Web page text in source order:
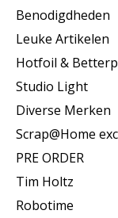
Benodigdheden
Leuke Artikelen
Hotfoil &
Studio Light
Diverse Merken
Scrap@Home
PRE ORDER
Tim Holtz
Robotime